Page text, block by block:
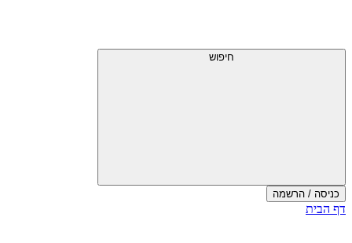
עליון
חיפוש
כניסה / הרשמה
סוף
דף הבית